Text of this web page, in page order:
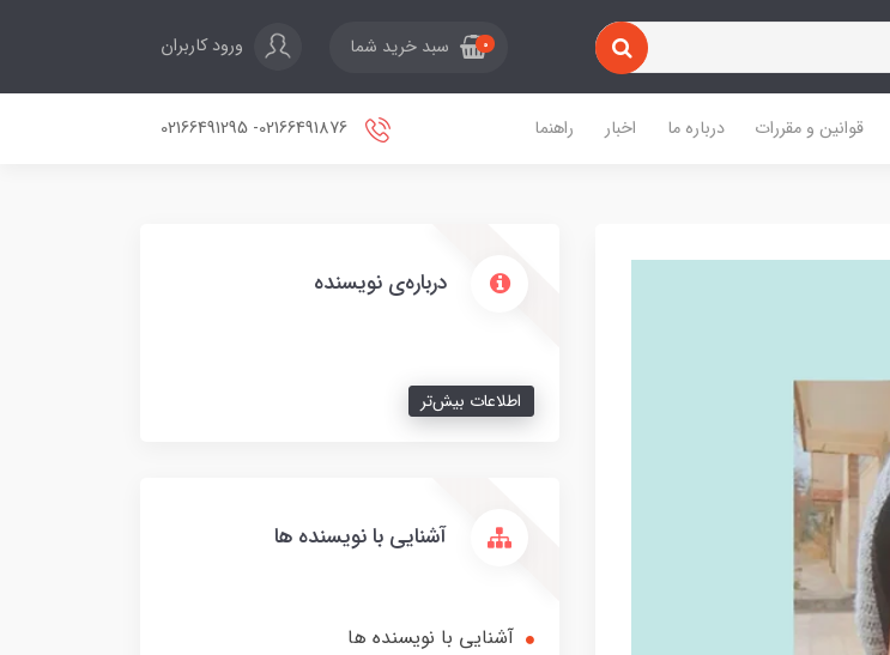
0 سبد خرید شما ورود کاربران
قوانین و مقررات درباره ما اخبار راهنما
درباره‌ی نویسنده
اطلاعات بیش‌تر
آشنایی با نویسنده ها
آشنایی با نویسنده ها